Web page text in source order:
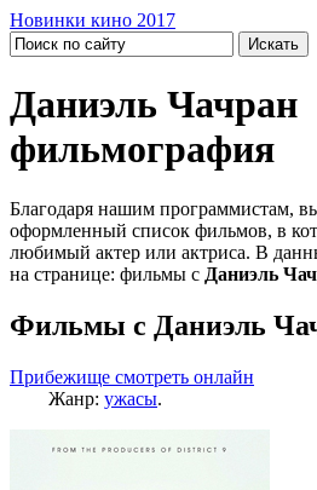
Новинки кино 2017
Даниэль Чачран
фильмография
Благодаря нашим программистам,
оформленный список фильмов, в
любимый актер или актриса. В
на странице: фильмы с Даниэль
Фильмы с Даниэль
Прибежище смотреть онлайн
Жанр: ужасы.